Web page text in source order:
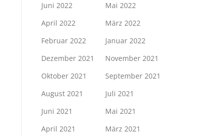
Juni 2022
Mai 2022
April 2022
März 2022
Februar 2022
Januar 2022
Dezember 2021
November 2021
Oktober 2021
September 2021
August 2021
Juli 2021
Juni 2021
Mai 2021
April 2021
März 2021